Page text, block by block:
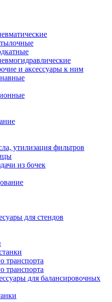
и аксессуары к ним
утилизация фильтров
из бочек
для стендов
транспорта
транспорта
для балансировочных